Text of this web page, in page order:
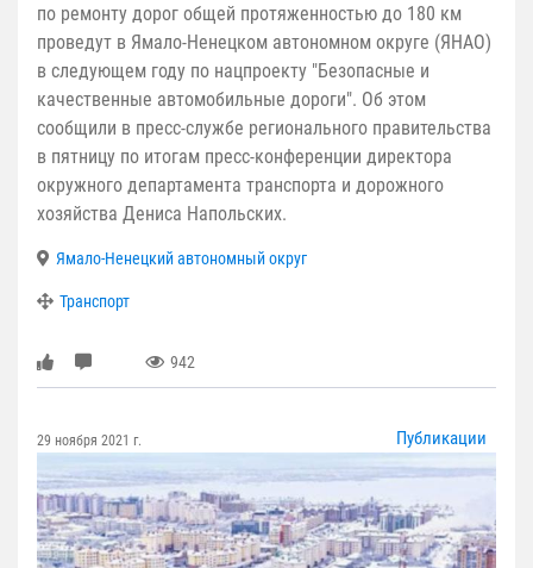
по ремонту дорог общей протяженностью до 180 км
проведут в Ямало-Ненецком автономном округе (ЯНАО)
в следующем году по нацпроекту "Безопасные и
качественные автомобильные дороги". Об этом
сообщили в пресс-службе регионального правительства
в пятницу по итогам пресс-конференции директора
окружного департамента транспорта и дорожного
хозяйства Дениса Напольских.
Ямало-Ненецкий автономный округ
Транспорт
942
29 ноября 2021 г. Публикации